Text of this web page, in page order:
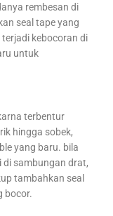
rembesan di
seal tape yang
kebocoran di
untuk
terbentur
hingga sobek,
yang baru. bila
di sambungan drat,
tambahkan seal
bocor.